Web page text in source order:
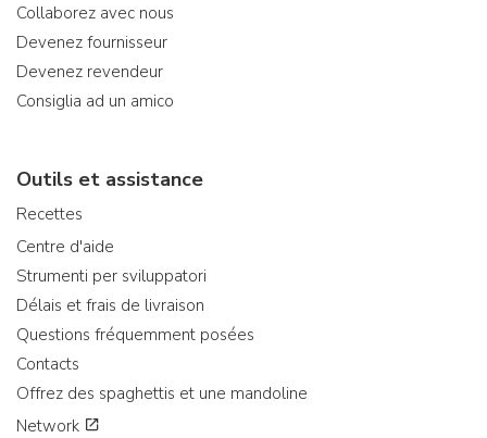
Collaborez avec nous
Devenez fournisseur
Devenez revendeur
Consiglia ad un amico
Outils et assistance
Recettes
Centre d'aide
Strumenti per sviluppatori
Délais et frais de livraison
Questions fréquemment posées
Contacts
Offrez des spaghettis et une mandoline
Network